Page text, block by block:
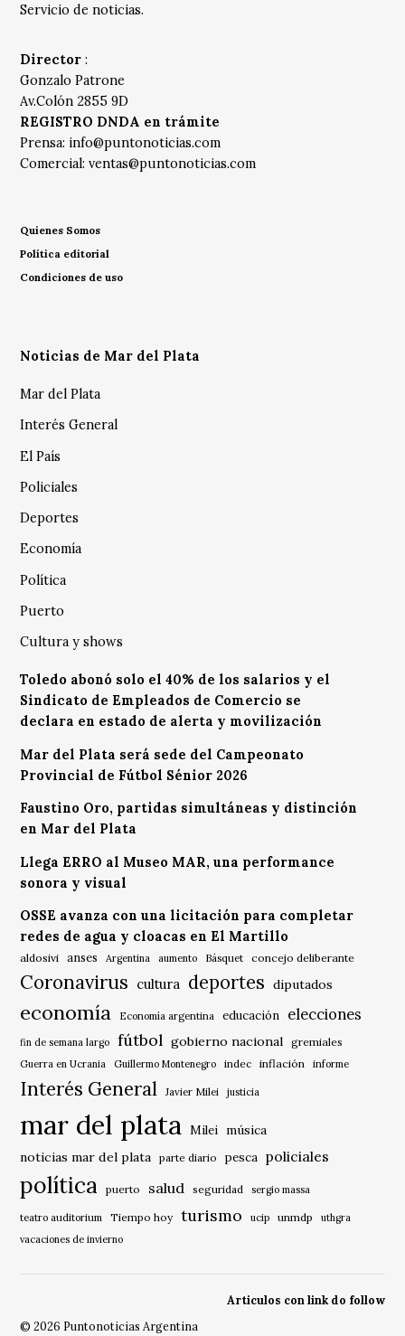
Servicio de noticias.
Director :
Gonzalo Patrone
Av.Colón 2855 9D
REGISTRO DNDA en trámite
Prensa: info@puntonoticias.com
Comercial:ventas@puntonoticias.com
Quienes Somos
Política editorial
Condiciones de uso
Noticias de Mar del Plata
Mar del Plata
Interés General
El País
Policiales
Deportes
Economía
Política
Puerto
Cultura y shows
Toledo abonó solo el 40% de los salarios y el
Sindicato de Empleados de Comercio se
declara en estado de alerta y movilización
Mar del Plata será sede del Campeonato
Provincial de Fútbol Sénior 2026
Faustino Oro, partidas simultáneas y distinción
en Mar del Plata
Llega ERRO al Museo MAR, una performance
sonora y visual
OSSE avanza con una licitación para completar
redes de agua y cloacas en El Martillo
aldosivi anses Argentina aumento Básquet concejo deliberante
Coronavirus cultura deportes diputados
economía Economía argentina educación elecciones
fin de semana largo fútbol gobierno nacional gremiales
Guerra en Ucrania Guillermo Montenegro indec inflación informe
Interés General Javier Milei justicia
mar del plata Milei música
noticias mar del plata
parte diario pesca policiales
política puerto salud seguridad sergio massa
teatro auditorium Tiempo hoy turismo ucip unmdp
uthgra
vacaciones de invierno
Articulos con link do follow
© 2026 Puntonoticias Argentina